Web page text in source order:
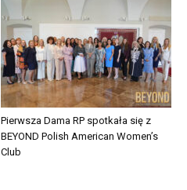
Pierwsza Dama RP spotkała się z
BEYOND Polish American Women’s
Club